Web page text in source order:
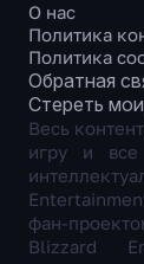
О нас
Политика
Политика
Обратная
Стереть
Весь
игру и все
фан-
Blizzard